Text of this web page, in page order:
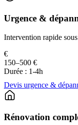
Urgence &
Intervention rapide
€
150–500 €
Durée : 1-4h
Devis urgence &
Rénovation